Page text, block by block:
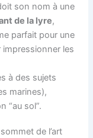
son nom à une
de la lyre,
parfait pour une
les
à des sujets
marines),
“au sol”.
de l’art